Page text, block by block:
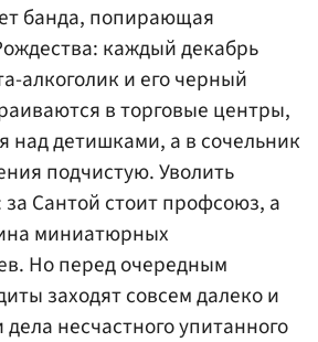
банда, попирающая
каждый декабрь
алкоголик и его черный
в торговые центры,
над детишками, а в сочельник
подчистую. Уволить
за Сантой стоит профсоюз, а
миниатюрных
Но перед очередным
заходят совсем далеко и
несчастного упитанного